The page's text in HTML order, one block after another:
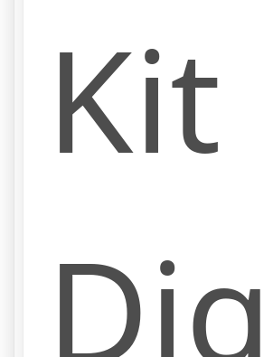
Kit